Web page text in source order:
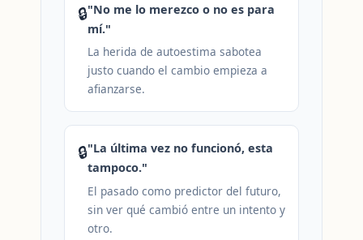
🔒"No me lo merezco o no es para
mí."
La herida de autoestima sabotea
justo cuando el cambio empieza a
afianzarse.
🔒"La última vez no funcionó, esta
tampoco."
El pasado como predictor del futuro,
sin ver qué cambió entre un intento y
otro.